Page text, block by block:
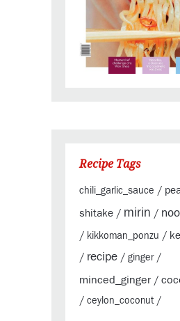
Recipe Tags
chili_garlic_sauce /
shitake / mirin /
/ kikkoman_ponzu /
/ recipe / ginger/
minced_ginger/
/ ceylon_coconut/